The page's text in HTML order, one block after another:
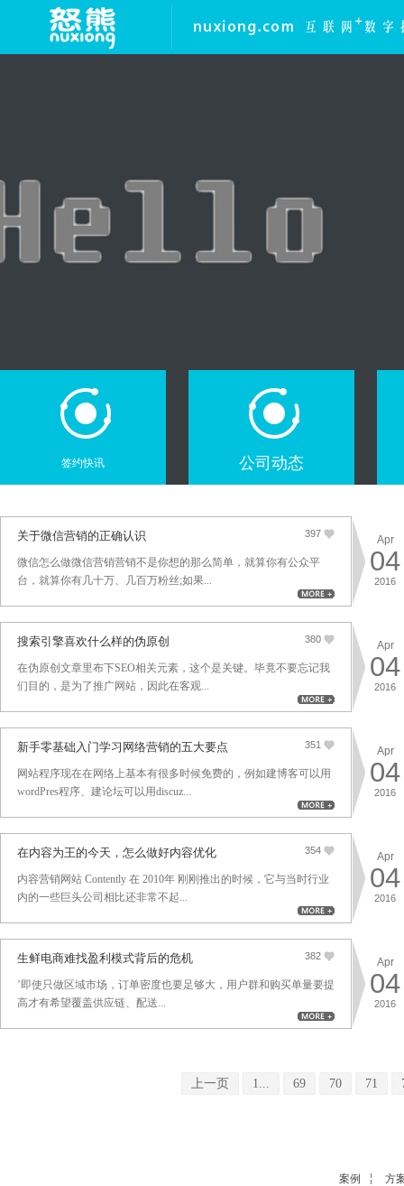
签约快讯 公司动态
关于微信营销的正确认识 397
微信怎么做微信营销营销不是你想的那么简单，就算你有公众平
台，就算你有几十万、几百万粉丝;如果...
Apr
04
2016
搜索引擎喜欢什么样的伪原创 380
在伪原创文章里布下SEO相关元素，这个是关键。毕竟不要忘记我
们目的，是为了推广网站，因此在客观...
Apr
04
2016
新手零基础入门学习网络营销的五大要点 351
网站程序现在在网络上基本有很多时候免费的，例如建博客可以用
wordPres程序、建论坛可以用discuz...
Apr
04
2016
在内容为王的今天，怎么做好内容优化 354
内容营销网站 Contently 在 2010年 刚刚推出的时候，它与当时行业
内的一些巨头公司相比还非常不起...
Apr
04
2016
生鲜电商难找盈利模式背后的危机 382
’即使只做区域市场，订单密度也要足够大，用户群和购买单量要提
高才有希望覆盖供应链、配送...
Apr
04
2016
上一页 1... 69 70 71
案例 方